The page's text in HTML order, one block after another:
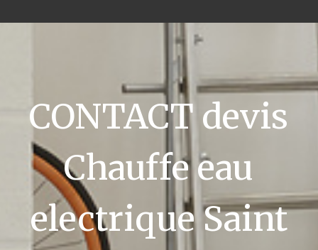
CONTACT devis
Chauffe eau
electrique Saint